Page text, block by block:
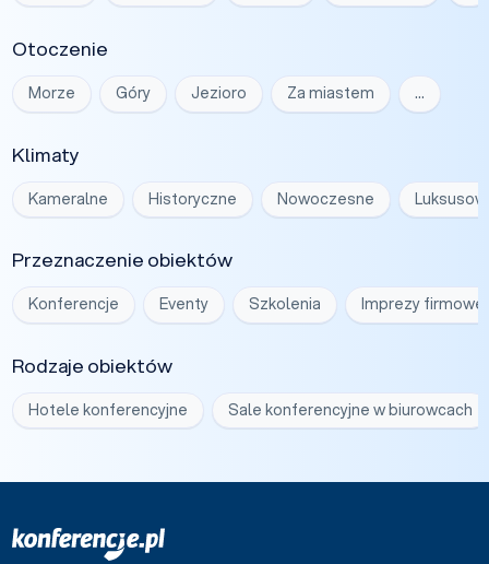
Otoczenie
Morze Góry Jezioro Za miastem …
Klimaty
Kameralne Historyczne Nowoczesne
Przeznaczenie obiektów
Konferencje Eventy Szkolenia Imprezy firmowe
Rodzaje obiektów
Hotele konferencyjne Sale konferencyjne w biurowcach